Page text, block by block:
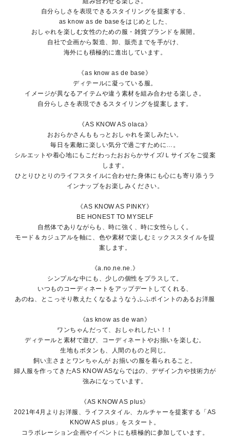
自分らしさを表現できるスタイリングを提案する、
as know as de baseをはじめとした、
おしゃれを楽しむ女性のための服・雑貨ブランドを展開。
自社で企画から製造、卸、販売までを手がけ、
海外にも積極的に進出しています。
《as know as de base》
ディテールに凝っている服。
イメージが異なるアイテムや違う素材を組み合わせる楽しさ。
自分らしさを表現できるスタイリングを提案します。
《AS KNOW AS olaca》
おおらかさんももっとおしゃれを楽しみたい。
毎日を素敵に楽しい気分で過ごすために…。
シルエットや着心地にもこだわったおおらかサイズ/Ｌサイズをご提案
します。
ひとりひとりのライフスタイルに合わせた身体にも心にも寄り添うラ
インナップをお楽しみください。
《AS KNOW AS PINKY》
BE HONEST TO MYSELF
自然体でありながらも、時に強く、時に女性らしく。
モード＆カジュアルを軸に、色や素材で楽しむミックススタイルを提
案します。
《a.no.ne.ne.》
シンプルな中にも、少しの個性をプラスして。
いつものコーディネートをアップデートしてくれる、
あのね、とこっそり教えたくなるようなうふふポイントのあるお洋服
《as know as de wan》
ワンちゃんだって、おしゃれしたい！！
ディテールと素材で遊び、コーディネートやお揃いを楽しむ。
生地もボタンも、人間のものと同じ。
飼い主さまとワンちゃんが お揃いの服を着られること。
婦人服を作ってきたAS KNOW ASならではの、デザイン力や技術力が
強みになっています。
《AS KNOW AS plus》
2021年4月よりお洋服、ライフスタイル、カルチャーを提案する「AS
KNOW AS plus」をスタート。
コラボレーション企画やイベントにも積極的に参加しています。